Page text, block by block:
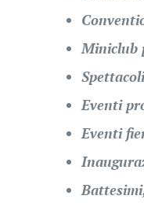
Miniclub
Eventi
Eventi